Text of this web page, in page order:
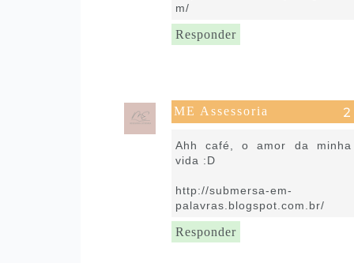
m/
Responder
ME Assessoria
Ahh café, o amor da minha
vida :D
http://submersa-em-
palavras.blogspot.com.br/
Responder